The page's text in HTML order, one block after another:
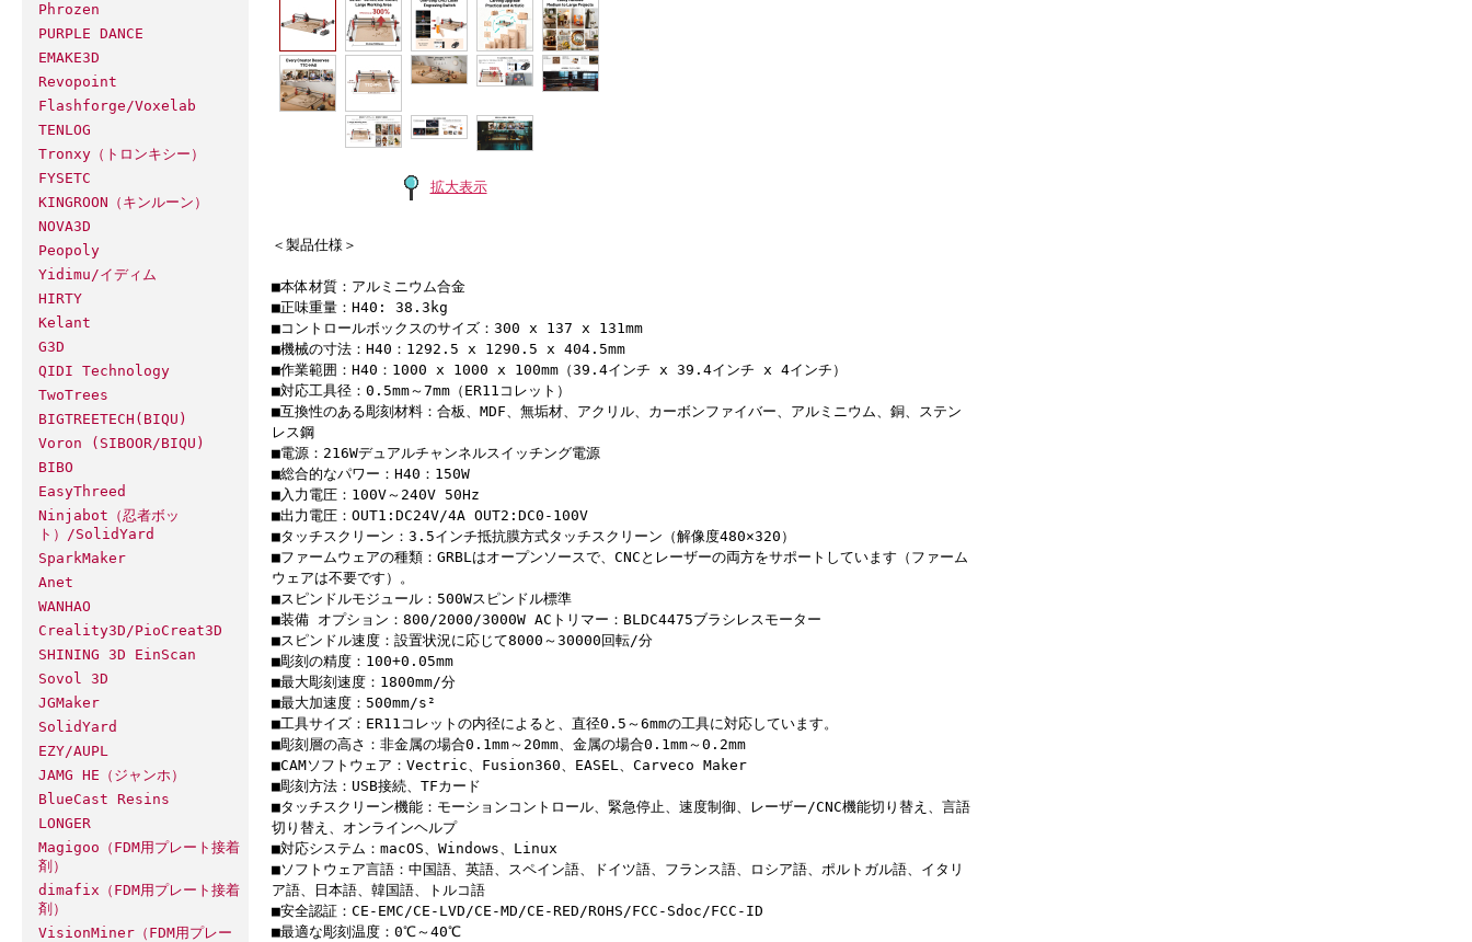
Phrozen
PURPLE DANCE
EMAKE3D
Revopoint
Flashforge/Voxelab
TENLOG
Tronxy（トロンキシー）
FYSETC
KINGROON（キンルーン）
NOVA3D
Peopoly
Yidimu/イディム
HIRTY
Kelant
G3D
QIDI Technology
TwoTrees
BIGTREETECH(BIQU)
Voron (SIBOOR/BIQU)
BIBO
EasyThreed
Ninjabot（忍者ボッ
ト）/SolidYard
SparkMaker
Anet
WANHAO
Creality3D/PioCreat3D
SHINING 3D EinScan
Sovol 3D
JGMaker
SolidYard
EZY/AUPL
JAMG HE（ジャンホ）
BlueCast Resins
LONGER
Magigoo（FDM用プレート接着
剤）
dimafix（FDM用プレート接着
剤）
VisionMiner（FDM用プレー
拡大表示
＜製品仕様＞
■本体材質：アルミニウム合金
■正味重量：H40: 38.3kg
■コントロールボックスのサイズ：300 x 137 x 131mm
■機械の寸法：H40：1292.5 x 1290.5 x 404.5mm
■作業範囲：H40：1000 x 1000 x 100mm（39.4インチ x 39.4インチ x 4インチ）
■対応工具径：0.5mm～7mm（ER11コレット）
■互換性のある彫刻材料：合板、MDF、無垢材、アクリル、カーボンファイバー、アルミニウム、銅、ステン
レス鋼
■電源：216Wデュアルチャンネルスイッチング電源
■総合的なパワー：H40：150W
■入力電圧：100V～240V 50Hz
■出力電圧：OUT1:DC24V/4A OUT2:DC0-100V
■タッチスクリーン：3.5インチ抵抗膜方式タッチスクリーン（解像度480×320）
■ファームウェアの種類：GRBLはオープンソースで、CNCとレーザーの両方をサポートしています（ファーム
ウェアは不要です）。
■スピンドルモジュール：500Wスピンドル標準
■装備 オプション：800/2000/3000W ACトリマー：BLDC4475ブラシレスモーター
■スピンドル速度：設置状況に応じて8000～30000回転/分
■彫刻の精度：100+0.05mm
■最大彫刻速度：1800mm/分
■最大加速度：500mm/s²
■工具サイズ：ER11コレットの内径によると、直径0.5～6mmの工具に対応しています。
■彫刻層の高さ：非金属の場合0.1mm～20mm、金属の場合0.1mm～0.2mm
■CAMソフトウェア：Vectric、Fusion360、EASEL、Carveco Maker
■彫刻方法：USB接続、TFカード
■タッチスクリーン機能：モーションコントロール、緊急停止、速度制御、レーザー/CNC機能切り替え、言語
切り替え、オンラインヘルプ
■対応システム：macOS、Windows、Linux
■ソフトウェア言語：中国語、英語、スペイン語、ドイツ語、フランス語、ロシア語、ポルトガル語、イタリ
ア語、日本語、韓国語、トルコ語
■安全認証：CE-EMC/CE-LVD/CE-MD/CE-RED/ROHS/FCC-Sdoc/FCC-ID
■最適な彫刻温度：0℃～40℃